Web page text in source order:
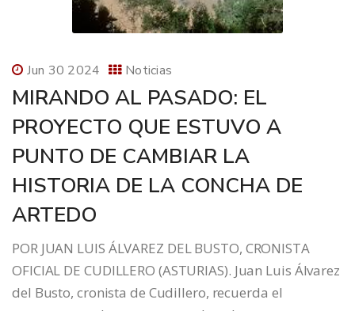
Jun 30 2024 Noticias
MIRANDO AL PASADO: EL
PROYECTO QUE ESTUVO A
PUNTO DE CAMBIAR LA
HISTORIA DE LA CONCHA DE
ARTEDO
POR JUAN LUIS ÁLVAREZ DEL BUSTO, CRONISTA
OFICIAL DE CUDILLERO (ASTURIAS). Juan Luis Álvarez
del Busto, cronista de Cudillero, recuerda el